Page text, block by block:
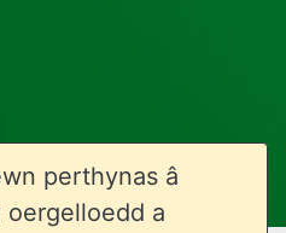
perthynas â
oergelloedd a